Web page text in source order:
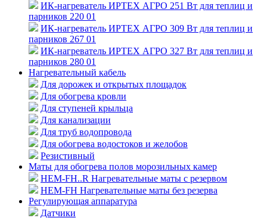
ИК-нагреватель ИРТЕХ АГРО 251 Вт для теплиц и
парников 220 01
ИК-нагреватель ИРТЕХ АГРО 309 Вт для теплиц и
парников 267 01
ИК-нагреватель ИРТЕХ АГРО 327 Вт для теплиц и
парников 280 01
Нагревательный кабель
Для дорожек и открытых площадок
Для обогрева кровли
Для ступеней крыльца
Для канализации
Для труб водопровода
Для обогрева водостоков и желобов
Резистивный
Маты для обогрева полов морозильных камер
HEM-FH..R Нагревательные маты с резервом
HEM-FH Нагревательные маты без резерва
Регулирующая аппаратура
Датчики